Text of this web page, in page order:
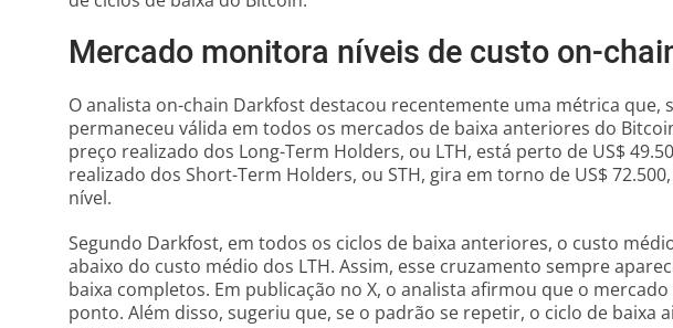
Mercado monitora níveis de custo on-
O analista on-chain Darkfost destacou recentemente uma métrica que,
permaneceu válida em todos os mercados de baixa anteriores do
preço realizado dos Long-Term Holders, ou LTH, está perto de US$
realizado dos Short-Term Holders, ou STH, gira em torno de US$
nível.
Segundo Darkfost, em todos os ciclos de baixa anteriores, o custo
abaixo do custo médio dos LTH. Assim, esse cruzamento sempre
baixa completos. Em publicação no X, o analista afirmou que o
ponto. Além disso, sugeriu que, se o padrão se repetir, o ciclo de baixa